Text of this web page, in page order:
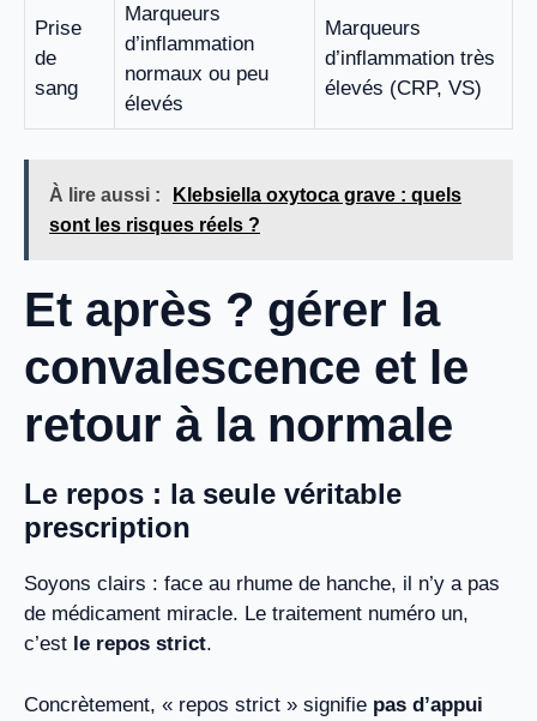
Prise
de
sang
Marqueurs
d’inflammation
normaux ou peu
élevés
Marqueurs
d’inflammation très
élevés (CRP, VS)
À lire aussi :
Klebsiella oxytoca grave : quels
sont les risques réels ?
Et après ? gérer la
convalescence et le
retour à la normale
Le repos : la seule véritable
prescription
Soyons clairs : face au rhume de hanche, il n’y a pas
de médicament miracle. Le traitement numéro un,
c’est le repos strict.
Concrètement, « repos strict » signifie pas d’appui